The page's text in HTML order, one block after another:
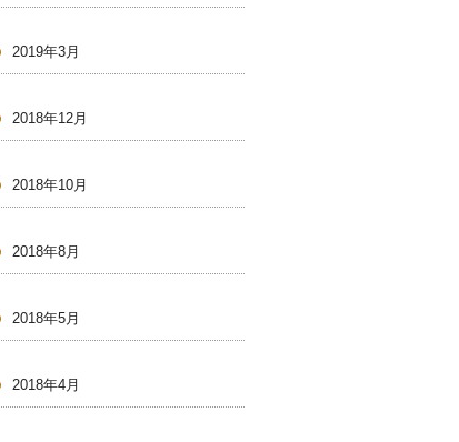
2019年3月
2018年12月
2018年10月
2018年8月
2018年5月
2018年4月